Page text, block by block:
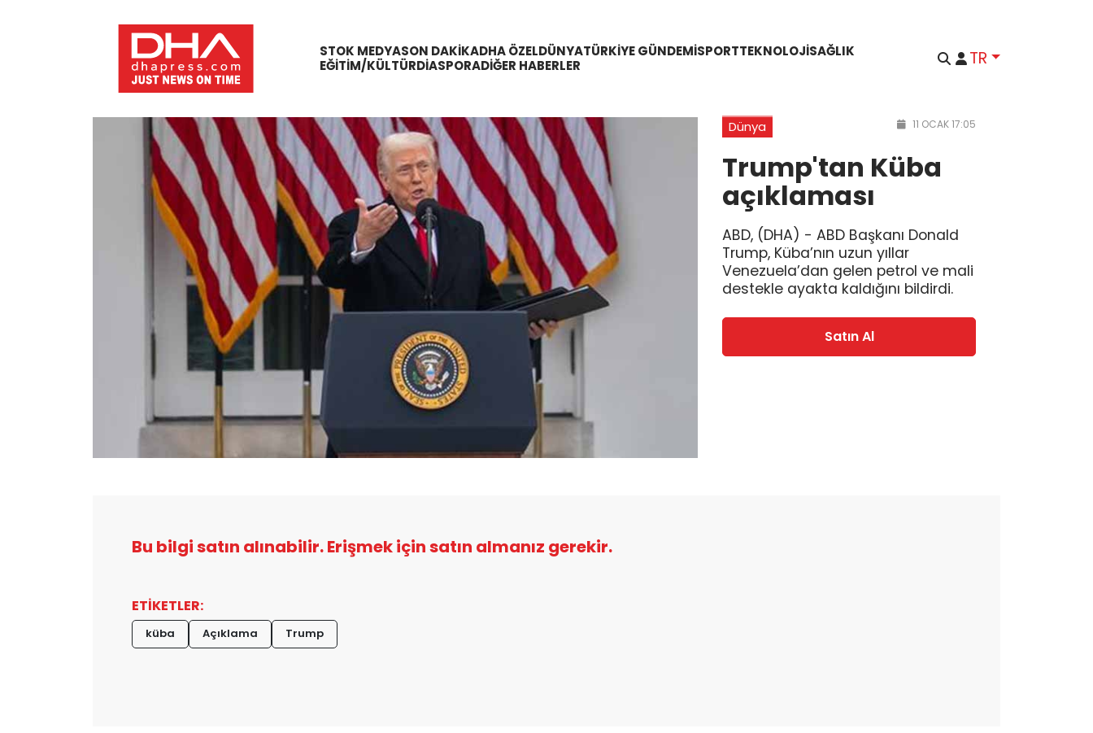
STOK MEDYASON DAKIKADHA ÖZELDÜNYATÜRKIYE GÜNDEMISPORTTEKNOLOJISAĞLIK
EĞITIM/KÜLTÜRDIASPORADIĞER HABERLER TR
Dünya 11 OCAK 17:05
Trump'tan Küba
açıklaması
ABD, (DHA) - ABD Başkanı Donald
Trump, Küba’nın uzun yıllar
Venezuela’dan gelen petrol ve mali
destekle ayakta kaldığını bildirdi.
Satın Al
Bu bilgi satın alınabilir. Erişmek için satın almanız gerekir.
ETİKETLER:
küba Açıklama Trump